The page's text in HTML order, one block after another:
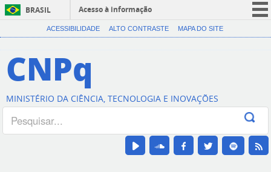
BRASIL
Acesso à informação
CORONAVÍRUS (COVID-19)
Canais
ACESSIBILIDADE ALTO CONTRASTE MAPA DO SITE
CNPq
MINISTÉRIO DA CIÊNCIA, TECNOLOGIA E INOVAÇÕES